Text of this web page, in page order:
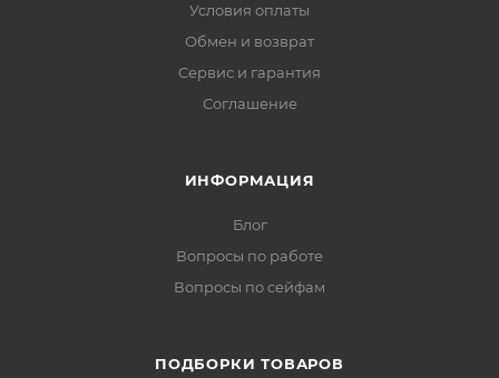
Условия оплаты
Обмен и возврат
Сервис и гарантия
Соглашение
ИНФОРМАЦИЯ
Блог
Вопросы по работе
Вопросы по сейфам
ПОДБОРКИ ТОВАРОВ